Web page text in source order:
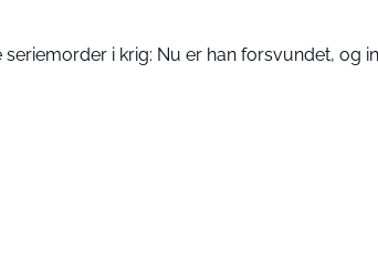
seriemorder i krig: Nu er han forsvundet, og